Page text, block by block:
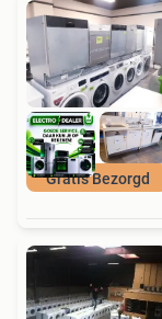
Gratis Bezorgd